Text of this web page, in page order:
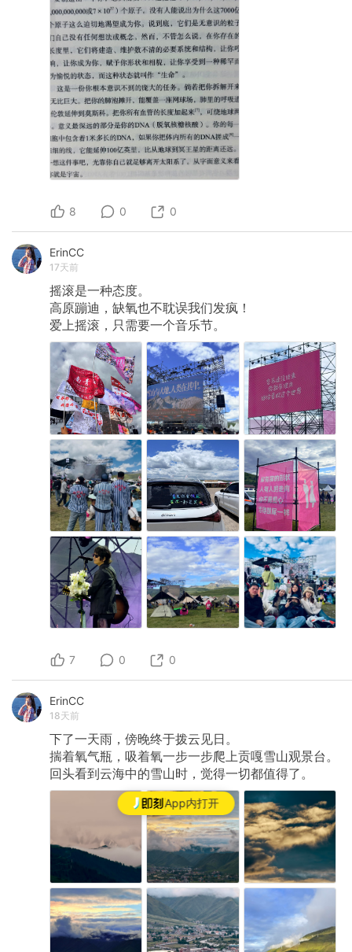
App内打开
8 0 0
ErinCC
17天前
摇滚是一种态度。
高原蹦迪，缺氧也不耽误我们发疯！
爱上摇滚，只需要一个音乐节。
7 0 0
ErinCC
18天前
下了一天雨，傍晚终于拨云见日。
揣着氧气瓶，吸着氧一步一步爬上贡嘎雪山观景台。
回头看到云海中的雪山时，觉得一切都值得了。